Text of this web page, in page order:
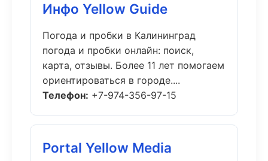
Инфо Yellow Guide
Погода и пробки в Калининград
погода и пробки онлайн: поиск,
карта, отзывы. Более 11 лет помогаем
ориентироваться в городе....
Телефон: +7-974-356-97-15
Portal Yellow Media